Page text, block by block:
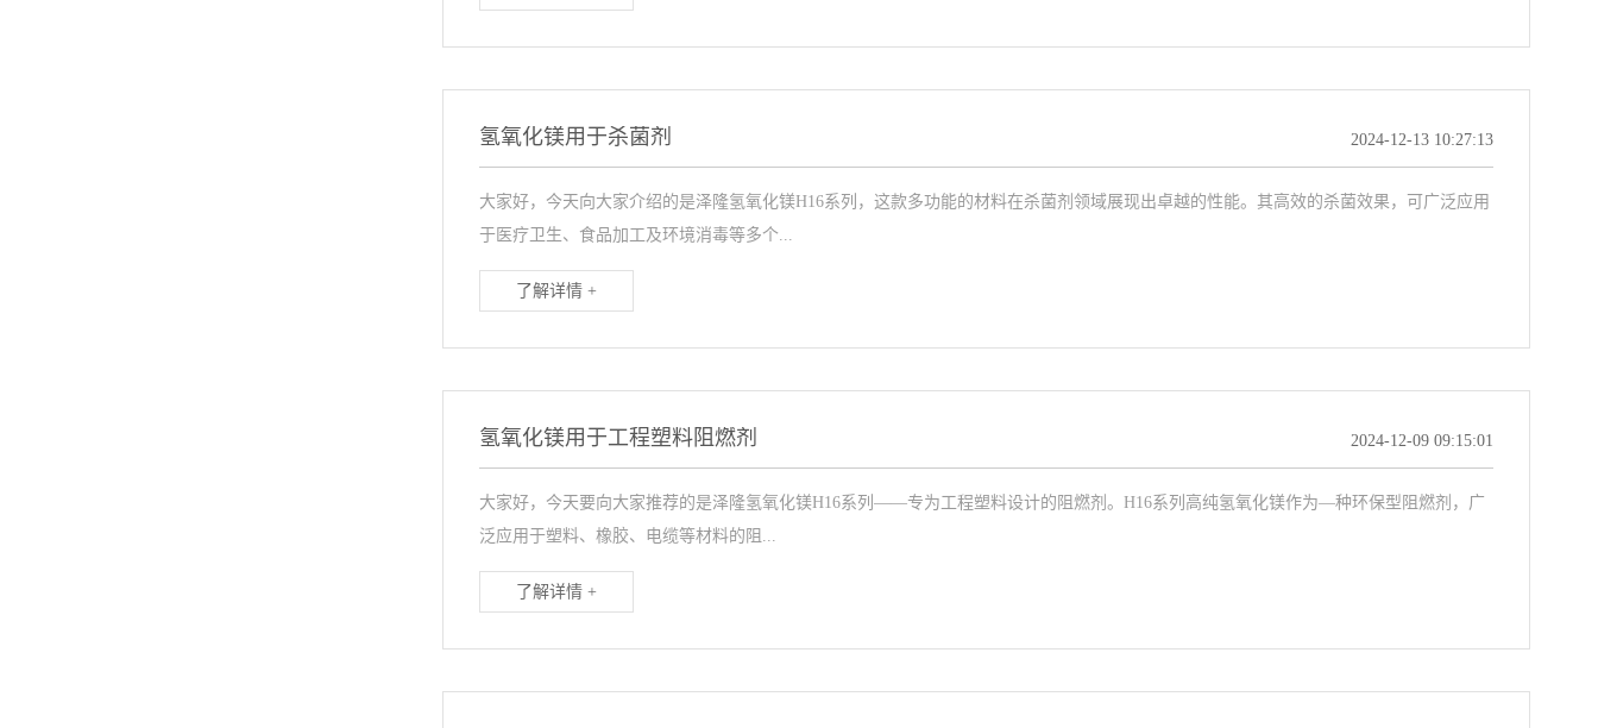
氢氧化镁用于杀菌剂 2024-12-13 10:27:13
大家好，今天向大家介绍的是泽隆氢氧化镁H16系列，这款多功能的材料在杀菌剂领域展现出卓越的性能。其高效的杀菌效果，可广泛应用
于医疗卫生、食品加工及环境消毒等多个...
了解详情 +
氢氧化镁用于工程塑料阻燃剂 2024-12-09 09:15:01
大家好，今天要向大家推荐的是泽隆氢氧化镁H16系列——专为工程塑料设计的阻燃剂。H16系列高纯氢氧化镁作为—种环保型阻燃剂，广
泛应用于塑料、橡胶、电缆等材料的阻...
了解详情 +